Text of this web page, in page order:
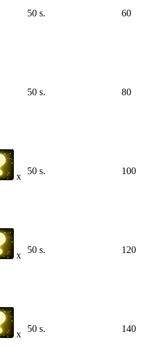
50 s. 60
50 s. 80
x
50 s. 100
x
50 s. 120
x
50 s. 140